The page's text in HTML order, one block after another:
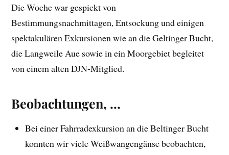
Die Woche war gespickt von
Bestimmungsnachmittagen, Entsockung und einigen
spektakulären Exkursionen wie an die Geltinger Bucht,
die Langweile Aue sowie in ein Moorgebiet begleitet
von einem alten DJN-Mitglied.
Beobachtungen, …
Bei einer Fahrradexkursion an die Beltinger Bucht
konnten wir viele Weißwangengänse beobachten,